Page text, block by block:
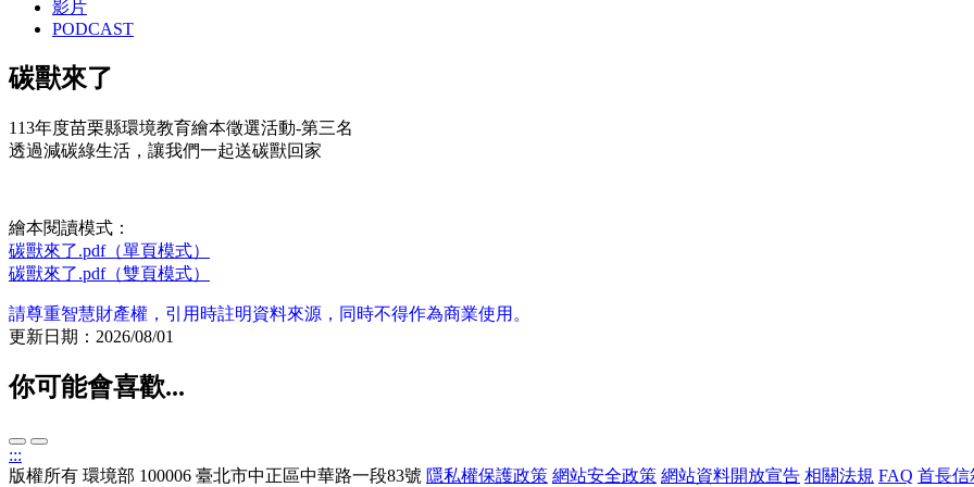
影片
PODCAST
碳獸來了
113年度苗栗縣環境教育繪本徵選活動-第三名
透過減碳綠生活，讓我們一起送碳獸回家
繪本閱讀模式：
碳獸來了.pdf（單頁模式）
碳獸來了.pdf（雙頁模式）
請尊重智慧財產權，引用時註明資料來源，同時不得作為商業使用。
更新日期：2026/08/01
你可能會喜歡...
:::
版權所有 環境部 100006 臺北市中正區中華路一段83號 隱私權保護政策 網站安全政策 網站資料開放宣告 相關法規 FAQ 首長信